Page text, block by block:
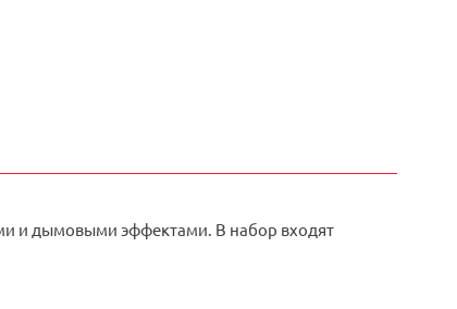
и дымовыми эффектами. В набор входят